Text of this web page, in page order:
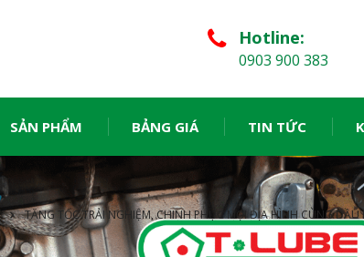
Hotline:
0903 900 383
SẢN PHẨM BẢNG GIÁ TIN TỨC
TĂNG TỐC TRẢI NGHIỆM, CHINH PHỤC MỌI ĐỊA HÌNH CÙNG DẦU